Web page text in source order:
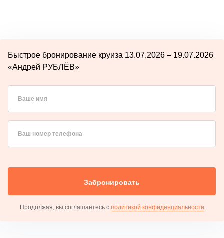
Быстрое бронирование круиза 13.07.2026 – 19.07.2026
«Андрей РУБЛЁВ»
Ваше имя
Ваш номер телефона
Забронировать
Продолжая, вы соглашаетесь с политикой конфиденциальности